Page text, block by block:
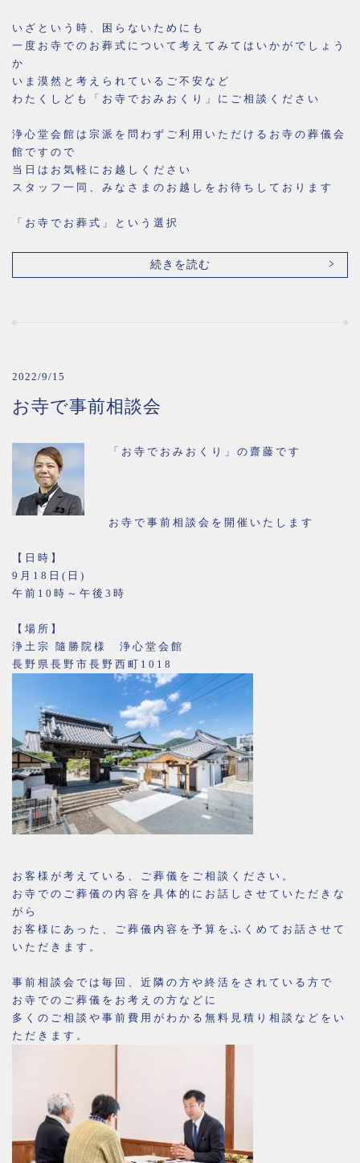
いざという時、困らないためにも
一度お寺でのお葬式について考えてみてはいかがでしょう
か
いま漠然と考えられているご不安など
わたくしども「お寺でおみおくり」にご相談ください
浄心堂会館は宗派を問わずご利用いただけるお寺の葬儀会
館ですので
当日はお気軽にお越しください
スタッフ一同、みなさまのお越しをお待ちしております
「お寺でお葬式」という選択
続きを読む
2022/9/15
お寺で事前相談会
「お寺でおみおくり」の齋藤です
お寺で事前相談会を開催いたします
【日時】
9月18日(日)
午前10時～午後3時
【場所】
浄土宗 隨勝院様 浄心堂会館
長野県長野市長野西町1018
お客様が考えている、ご葬儀をご相談ください。
お寺でのご葬儀の内容を具体的にお話しさせていただきな
がら
お客様にあった、ご葬儀内容を予算をふくめてお話させて
いただきます。
事前相談会では毎回、近隣の方や終活をされている方で
お寺でのご葬儀をお考えの方などに
多くのご相談や事前費用がわかる無料見積り相談などをい
ただきます。